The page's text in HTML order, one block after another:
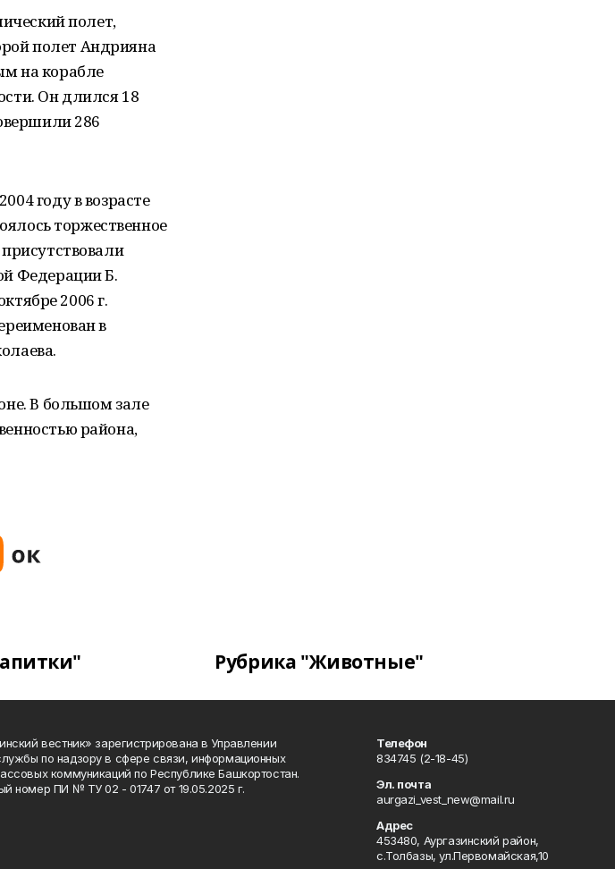
полет,
полет Андрияна
на корабле
Он длился 18
286
году в возрасте
торжественное
Федерации Б.
2006 г.
в
В большом зале
района,
Рубрика "Животные"
вестник» зарегистрирована в Управлении
по надзору в сфере связи, информационных
коммуникаций по Республике Башкортостан.
номер ПИ № ТУ 02 - 01747 от 19.05.2025 г.
Телефон
834745 (2-18-45)
Эл. почта
aurgazi_vest_new@mail.ru
Адрес
453480, Аургазинский район,
с.Толбазы, ул.Первомайская,10